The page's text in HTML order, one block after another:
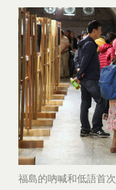
福島的吶喊和低語首